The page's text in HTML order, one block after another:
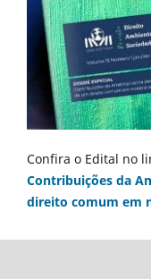
Confira o Edital no
Contribuições da
direito comum em